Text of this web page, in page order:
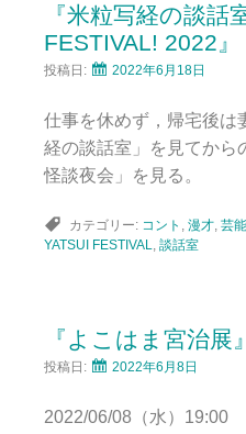
『米粒写経の談話
FESTIVAL! 2022』
投稿日: 2022年6月18日
仕事を休めず，帰宅後は
経の談話室」を見てから
怪談夜会」を見る。
カテゴリー: コント , 漫才, 芸
YATSUI FESTIVAL, 談話室
『よこはま宮治
投稿日: 2022年6月8日
2022/06/08（水）19:00